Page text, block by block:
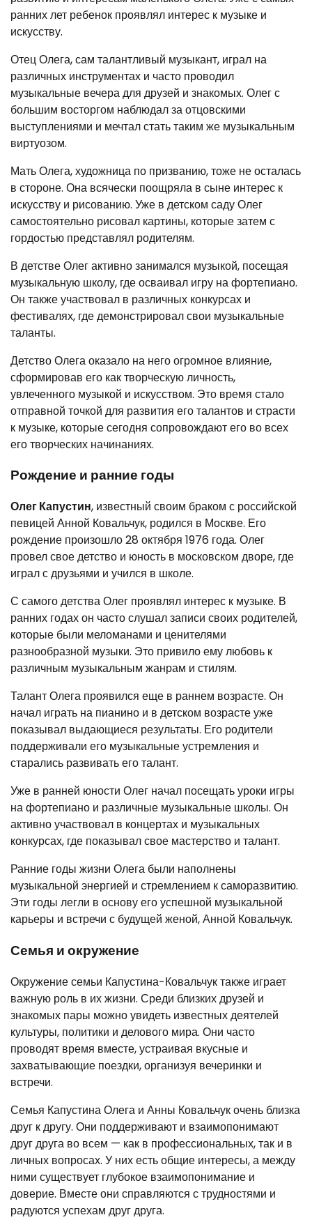
ранних лет ребенок проявлял интерес к музыке и
искусству.
Отец Олега, сам талантливый музыкант, играл на
различных инструментах и часто проводил
музыкальные вечера для друзей и знакомых. Олег с
большим восторгом наблюдал за отцовскими
выступлениями и мечтал стать таким же музыкальным
виртуозом.
Мать Олега, художница по призванию, тоже не осталась
в стороне. Она всячески поощряла в сыне интерес к
искусству и рисованию. Уже в детском саду Олег
самостоятельно рисовал картины, которые затем с
гордостью представлял родителям.
В детстве Олег активно занимался музыкой, посещая
музыкальную школу, где осваивал игру на фортепиано.
Он также участвовал в различных конкурсах и
фестивалях, где демонстрировал свои музыкальные
таланты.
Детство Олега оказало на него огромное влияние,
сформировав его как творческую личность,
увлеченного музыкой и искусством. Это время стало
отправной точкой для развития его талантов и страсти
к музыке, которые сегодня сопровождают его во всех
его творческих начинаниях.
Рождение и ранние годы
Олег Капустин, известный своим браком с российской
певицей Анной Ковальчук, родился в Москве. Его
рождение произошло 28 октября 1976 года. Олег
провел свое детство и юность в московском дворе, где
играл с друзьями и учился в школе.
С самого детства Олег проявлял интерес к музыке. В
ранних годах он часто слушал записи своих родителей,
которые были меломанами и ценителями
разнообразной музыки. Это привило ему любовь к
различным музыкальным жанрам и стилям.
Талант Олега проявился еще в раннем возрасте. Он
начал играть на пианино и в детском возрасте уже
показывал выдающиеся результаты. Его родители
поддерживали его музыкальные устремления и
старались развивать его талант.
Уже в ранней юности Олег начал посещать уроки игры
на фортепиано и различные музыкальные школы. Он
активно участвовал в концертах и музыкальных
конкурсах, где показывал свое мастерство и талант.
Ранние годы жизни Олега были наполнены
музыкальной энергией и стремлением к саморазвитию.
Эти годы легли в основу его успешной музыкальной
карьеры и встречи с будущей женой, Анной Ковальчук.
Семья и окружение
Окружение семьи Капустина-Ковальчук также играет
важную роль в их жизни. Среди близких друзей и
знакомых пары можно увидеть известных деятелей
культуры, политики и делового мира. Они часто
проводят время вместе, устраивая вкусные и
захватывающие поездки, организуя вечеринки и
встречи.
Семья Капустина Олега и Анны Ковальчук очень близка
друг к другу. Они поддерживают и взаимопонимают
друг друга во всем — как в профессиональных, так и в
личных вопросах. У них есть общие интересы, а между
ними существует глубокое взаимопонимание и
доверие. Вместе они справляются с трудностями и
радуются успехам друг друга.